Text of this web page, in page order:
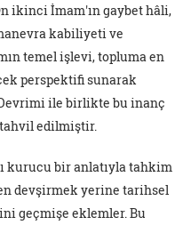
ikinci İmam'ın gaybet hâli,
kabiliyeti ve
temel işlevi, topluma en
perspektifi sunarak
ile birlikte bu inanç
edilmiştir.
kurucu bir anlatıyla tahkim
devşirmek yerine tarihsel
geçmişe eklemler. Bu